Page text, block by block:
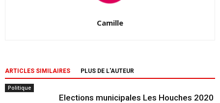
Camille
ARTICLES SIMILAIRES PLUS DE L'AUTEUR
Politique
Elections municipales Les Houches 2020